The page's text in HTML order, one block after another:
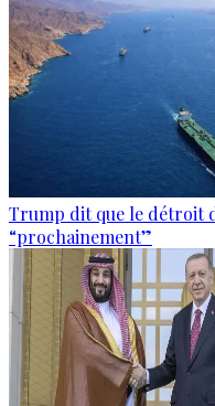
Trump dit que le
“prochainement”